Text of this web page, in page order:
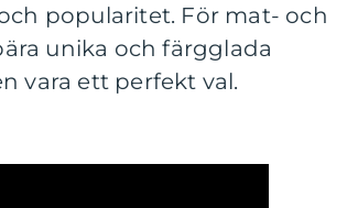
popularitet. För mat- och
unika och färgglada
vara ett perfekt val.